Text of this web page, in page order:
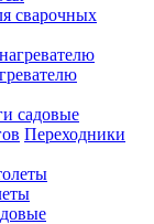
сварочных
садовые
Переходники